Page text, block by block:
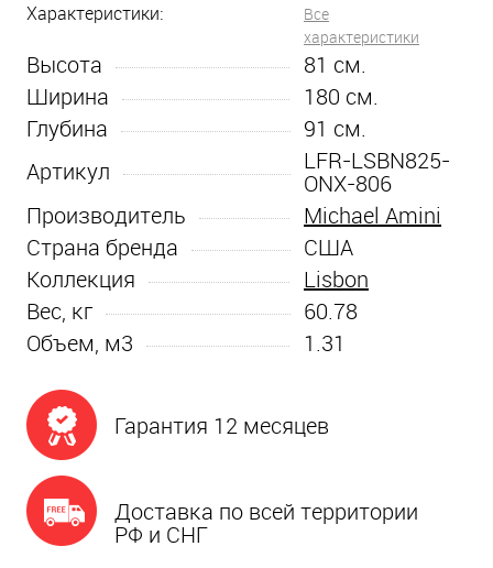
Характеристики:
Все
характеристики
Высота 81 см.
Ширина
180 см.
Глубина
91 см.
Артикул
LFR-LSBN825-
ONX-806
Производитель
Michael Amini
Страна бренда
США
Коллекция
Lisbon
Вес, кг
60.78
Объем, м3
1.31
Гарантия 12 месяцев
Доставка по всей территории
РФ и СНГ